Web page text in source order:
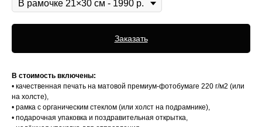
Заказать
В стоимость включены:
• качественная печать на матовой премиум-фотобумаге 220 г/м2 (или
на холсте),
• рамка с органическим стеклом (или холст на подрамнике),
• подарочная упаковка и поздравительная открытка,